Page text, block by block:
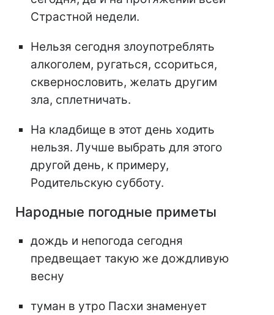
Страстной недели.
Нельзя сегодня злоупотреблять
алкоголем, ругаться, ссориться,
сквернословить, желать другим
зла, сплетничать.
На кладбище в этот день ходить
нельзя. Лучше выбрать для этого
другой день, к примеру,
Родительскую субботу.
Народные погодные приметы
дождь и непогода сегодня
предвещает такую же дождливую
весну
туман в утро Пасхи знаменует